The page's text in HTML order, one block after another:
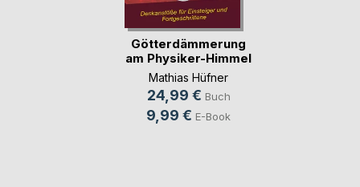
Götterdämmerung
am Physiker-Himmel
Mathias Hüfner
24,99 € Buch
9,99 € E-Book